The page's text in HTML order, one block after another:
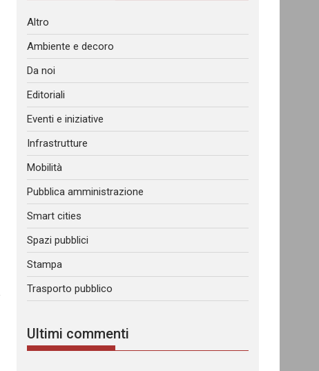
Altro
Ambiente e decoro
Da noi
Editoriali
Eventi e iniziative
Infrastrutture
Mobilità
Pubblica amministrazione
Smart cities
Spazi pubblici
Stampa
Trasporto pubblico
Ultimi commenti